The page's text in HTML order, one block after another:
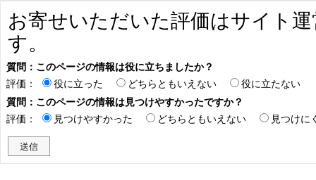
お寄せいただいた評価はサイト
す。
質問：このページの情報は役に立ちましたか？
評価：
役に立った どちらともいえない
役に立たない
質問：このページの情報は見つけやすかったですか？
評価：
見つけやすかった どちらともいえない 見つけに